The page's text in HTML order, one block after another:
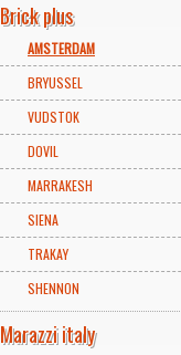
Brick plus
AMSTERDAM
BRYUSSEL
VUDSTOK
DOVIL
MARRAKESH
SIENA
TRAKAY
SHENNON
Marazzi italy